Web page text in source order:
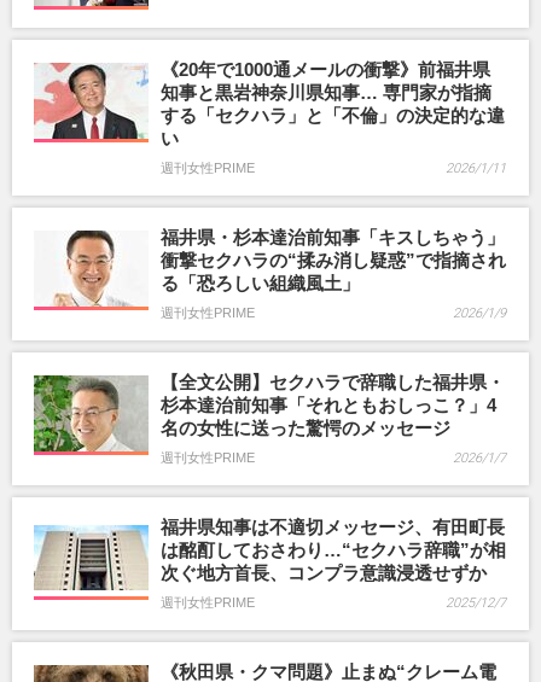
《20年で1000通メールの衝撃》前福井県
知事と黒岩神奈川県知事… 専門家が指摘
する「セクハラ」と「不倫」の決定的な違
い
週刊女性PRIME 2026/1/11
福井県・杉本達治前知事「キスしちゃう」
衝撃セクハラの“揉み消し疑惑”で指摘され
る「恐ろしい組織風土」
週刊女性PRIME 2026/1/9
【全文公開】セクハラで辞職した福井県・
杉本達治前知事「それともおしっこ？」4
名の女性に送った驚愕のメッセージ
週刊女性PRIME 2026/1/7
福井県知事は不適切メッセージ、有田町長
は酩酊しておさわり…“セクハラ辞職”が相
次ぐ地方首長、コンプラ意識浸透せずか
週刊女性PRIME 2025/12/7
《秋田県・クマ問題》止まぬ“クレーム電